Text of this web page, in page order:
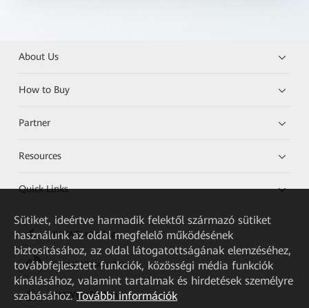
About Us
How to Buy
Partner
Resources
Quick Links
HUAWEI eKit App
Huawei HiKnow App
HUAWEI eFly App
Sütiket, ideértve harmadik felektől származó sütiket
használunk az oldal megfelelő működésének
biztosításához, az oldal látogatottságának elemzéséhez,
továbbfejlesztett funkciók, közösségi média funkciók
kínálásához, valamint tartalmak és hirdetések személyre
szabásához. További információk